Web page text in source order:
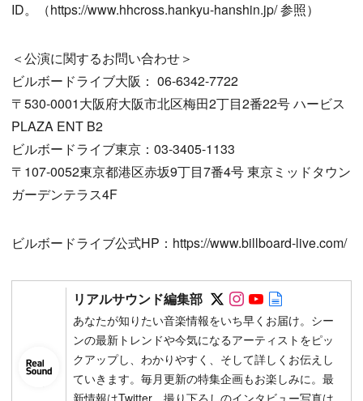
ID。（https://www.hhcross.hankyu-hanshin.jp/ 参照）
＜公演に関するお問い合わせ＞
ビルボードライブ大阪： 06-6342-7722
〒530-0001大阪府大阪市北区梅田2丁目2番22号 ハービス
PLAZA ENT B2
ビルボードライブ東京：03-3405-1133
〒107-0052東京都港区赤坂9丁目7番4号 東京ミッドタウン
ガーデンテラス4F
ビルボードライブ公式HP：https://www.billboard-live.com/
リアルサウンド編集部 Follow on SNS
Follow on SNS
Follow on
あなたが知りたい音楽情報をいち早くお届け。シー
ンの最新トレンドや今気になるアーティストをピッ
クアップし、わかりやすく、そして詳しくお伝えし
ていきます。毎月更新の特集企画もお楽しみに。最